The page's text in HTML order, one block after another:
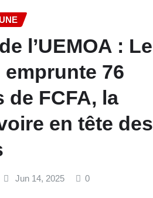
l’UEMOA : Le
emprunte 76
de FCFA, la
en tête des
Jun 14, 2025 0